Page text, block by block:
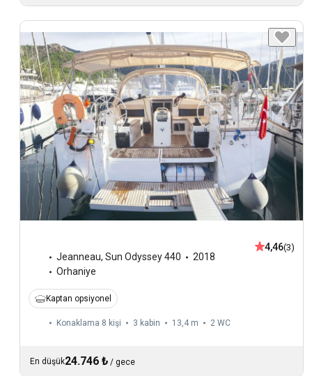
Jeanneau, Sun Odyssey 440
2018
Orhaniye
4,46(3)
Kaptan opsiyonel
Konaklama 8 kişi 3 kabin 13,4 m 2 WC
En düşük24.746 ₺ / gece